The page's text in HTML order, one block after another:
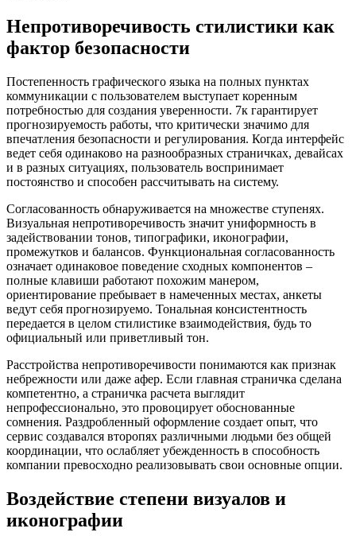
Непротиворечивость стилистики как
фактор безопасности
Постепенность графического языка на полных пунктах
коммуникации с пользователем выступает коренным
потребностью для создания уверенности. 7к гарантирует
прогнозируемость работы, что критически значимо для
впечатления безопасности и регулирования. Когда интерфейс
ведет себя одинаково на разнообразных страничках, девайсах
и в разных ситуациях, пользователь воспринимает
постоянство и способен рассчитывать на систему.
Согласованность обнаруживается на множестве ступенях.
Визуальная непротиворечивость значит униформность в
задействовании тонов, типографики, иконографии,
промежутков и балансов. Функциональная согласованность
означает одинаковое поведение сходных компонентов –
полные клавиши работают похожим манером,
ориентирование пребывает в намеченных местах, анкеты
ведут себя прогнозируемо. Тональная консистентность
передается в целом стилистике взаимодействия, будь то
официальный или приветливый тон.
Расстройства непротиворечивости понимаются как признак
небрежности или даже афер. Если главная страничка сделана
компетентно, а страничка расчета выглядит
непрофессионально, это провоцирует обоснованные
сомнения. Раздробленный оформление создает опыт, что
сервис создавался второпях различными людьми без общей
координации, что ослабляет убежденность в способность
компании превосходно реализовывать свои основные опции.
Воздействие степени визуалов и
иконографии